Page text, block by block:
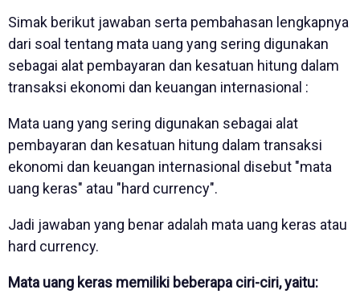
Simak berikut jawaban serta pembahasan lengkapnya
dari soal tentang mata uang yang sering digunakan
sebagai alat pembayaran dan kesatuan hitung dalam
transaksi ekonomi dan keuangan internasional :
Mata uang yang sering digunakan sebagai alat
pembayaran dan kesatuan hitung dalam transaksi
ekonomi dan keuangan internasional disebut "mata
uang keras" atau "hard currency".
Jadi jawaban yang benar adalah mata uang keras atau
hard currency.
Mata uang keras memiliki beberapa ciri-ciri, yaitu: